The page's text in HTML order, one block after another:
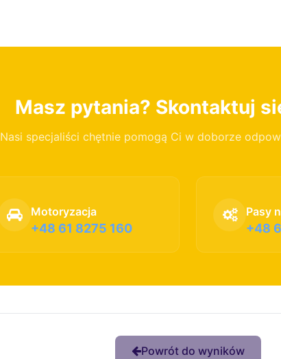
Masz pytania? Skontaktuj
Nasi specjaliści chętnie pomogą Ci w doborze
Motoryzacja
+48 61 8275 160
Pasy
+48
Powrót do wyników